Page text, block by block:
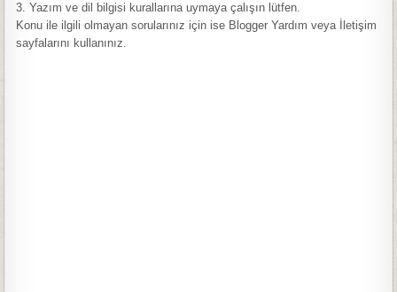
3. Yazım ve dil bilgisi kurallarına uymaya çalışın lütfen.
Konu ile ilgili olmayan sorularınız için ise Blogger Yardım veya İletişim
sayfalarını kullanınız.